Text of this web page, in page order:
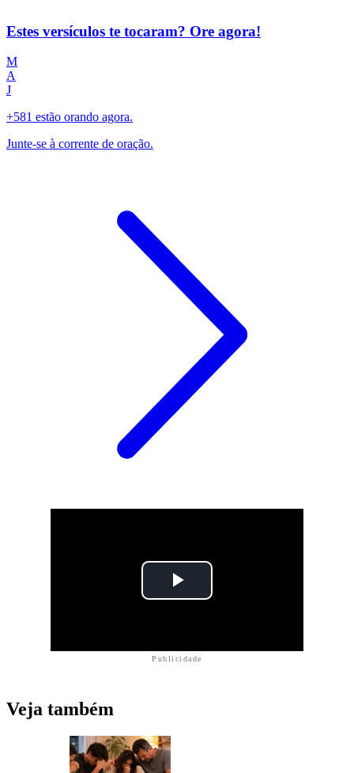
Estes versículos te tocaram? Ore agora!
M
A
J
+581 estão orando agora.
Junte-se à corrente de oração.
Publicidade
Veja também